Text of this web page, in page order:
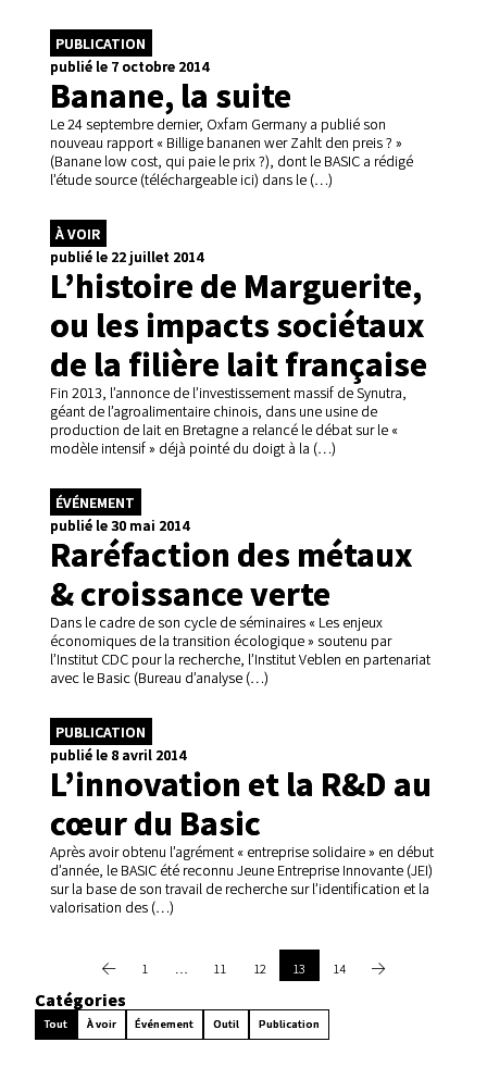
PUBLICATION
publié le 7 octobre 2014
Banane, la suite
Le 24 septembre dernier, Oxfam Germany a publié son
nouveau rapport « Billige bananen wer Zahlt den preis ? »
(Banane low cost, qui paie le prix ?), dont le BASIC a rédigé
l’étude source (téléchargeable ici) dans le (…)
À VOIR
publié le 22 juillet 2014
L’histoire de Marguerite,
ou les impacts sociétaux
de la filière lait française
Fin 2013, l’annonce de l’investissement massif de Synutra,
géant de l’agroalimentaire chinois, dans une usine de
production de lait en Bretagne a relancé le débat sur le «
modèle intensif » déjà pointé du doigt à la (…)
ÉVÉNEMENT
publié le 30 mai 2014
Raréfaction des métaux
& croissance verte
Dans le cadre de son cycle de séminaires « Les enjeux
économiques de la transition écologique » soutenu par
l’Institut CDC pour la recherche, l’Institut Veblen en partenariat
avec le Basic (Bureau d’analyse (…)
PUBLICATION
publié le 8 avril 2014
L’innovation et la R&D au
cœur du Basic
Après avoir obtenu l’agrément « entreprise solidaire » en début
d’année, le BASIC été reconnu Jeune Entreprise Innovante (JEI)
sur la base de son travail de recherche sur l’identification et la
valorisation des (…)
1 … 11 12 13 14
Catégories
Tout À voir Événement Outil Publication